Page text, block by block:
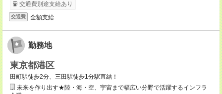
交通費別途支給あり
交通費 全額支給
勤務地
東京都港区
田町駅徒歩2分、三田駅徒歩1分駅直結！
未来を作り出す★陸・海・空、宇宙まで幅広い分野で活躍するインフラ